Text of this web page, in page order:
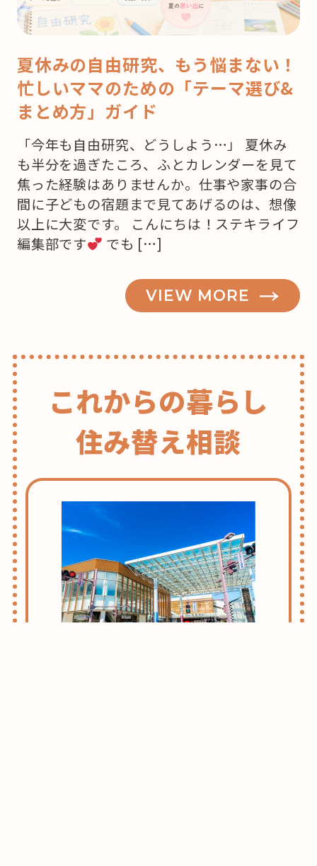
夏休みの自由研究、もう悩まない！
忙しいママのための「テーマ選び&
まとめ方」ガイド
「今年も自由研究、どうしよう…」 夏休み
も半分を過ぎたころ、ふとカレンダーを見て
焦った経験はありませんか。仕事や家事の合
間に子どもの宿題まで見てあげるのは、想像
以上に大変です。 こんにちは！ステキライフ
編集部です
でも […]
VIEW MORE
これからの暮らし
住み替え相談